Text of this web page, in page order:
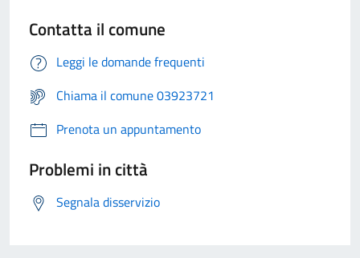
Contatta il comune
Leggi le domande frequenti
Chiama il comune 03923721
Prenota un appuntamento
Problemi in città
Segnala disservizio